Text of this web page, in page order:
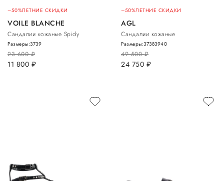
–50%ЛЕТНИЕ СКИДКИ
VOILE BLANCHE
Сандалии кожаные Spidy
23 600руб.
11 800 руб.
Размеры:3739
–50%ЛЕТНИЕ СКИДКИ
AGL
Сандалии кожаные
49 500руб.
24 750 руб.
Размеры:37383940